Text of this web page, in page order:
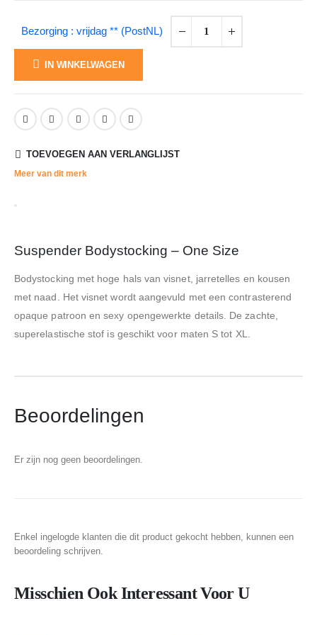
Bezorging : vrijdag ** (PostNL)
IN WINKELWAGEN
TOEVOEGEN AAN VERLANGLIJST
Meer van dit merk
Suspender Bodystocking – One Size
Bodystocking met hoge hals van visnet, jarretelles en kousen
met naad. Het visnet wordt aangevuld met een contrasterend
opaque patroon en sexy opengewerkte details. De zachte,
superelastische stof is geschikt voor maten S tot XL.
Beoordelingen
Er zijn nog geen beoordelingen.
Enkel ingelogde klanten die dit product gekocht hebben, kunnen een
beoordeling schrijven.
Misschien Ook Interessant Voor U